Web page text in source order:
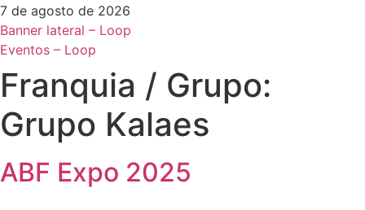
7 de agosto de 2026
Banner lateral – Loop
Eventos – Loop
Franquia / Grupo:
Grupo Kalaes
ABF Expo 2025